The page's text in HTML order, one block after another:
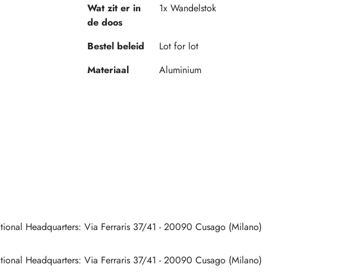
Wat zit er in
de doos
1x Wandelstok
Bestel beleid
Lot for lot
Materiaal
Aluminium
Headquarters: Via Ferraris 37/41 - 20090 Cusago (Milano)
Headquarters: Via Ferraris 37/41 - 20090 Cusago (Milano)